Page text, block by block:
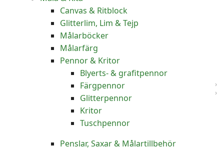
Canvas & Ritblock
Glitterlim, Lim & Tejp
Målarböcker
Målarfärg
Pennor & Kritor
Blyerts- & grafitpennor
Färgpennor
Glitterpennor
Kritor
Tuschpennor
Penslar, Saxar & Målartillbehör